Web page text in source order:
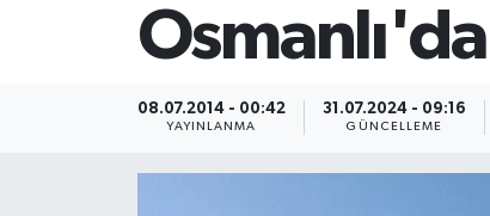
08.07.2014 - 00:42
YAYINLANMA
31.07.2024 - 09:16
GÜNCELLEME
Süper Lig Puan Durumu ve Fikstür
Son Dakika Haberleri